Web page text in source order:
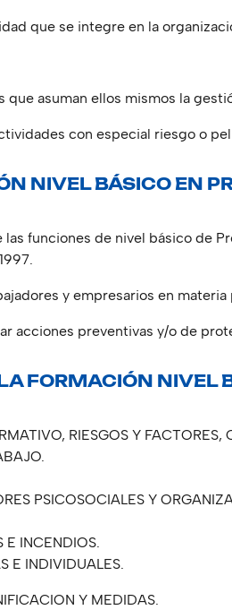
que se integre en la
asuman ellos mismos la
con especial riesgo o
NIVEL BÁSICO EN
funciones de nivel básico de
y empresarios en materia
acciones preventivas y/o de
FORMACIÓN NIVEL
RIESGOS Y FACTORES,
PSICOSOCIALES Y
INCENDIOS.
E INDIVIDUALES.
Y MEDIDAS.